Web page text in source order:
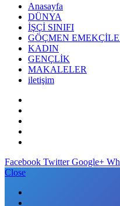
Anasayfa
DÜNYA
İŞÇİ SINIFI
GÖÇMEN
KADIN
GENÇLİK
MAKALELER
iletişim
Facebook Twitter Google+
Close